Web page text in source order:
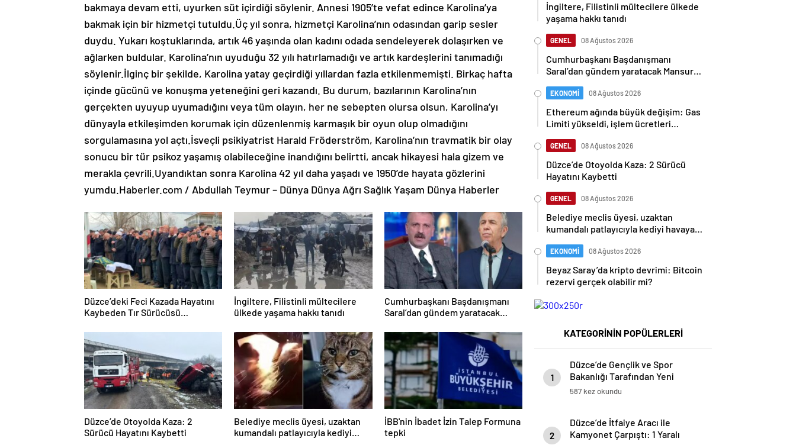
bakmaya devam etti, uyurken süt içirdiği söylenir. Annesi 1905’te vefat edince Karolina’ya
bakmak için bir hizmetçi tutuldu.Üç yıl sonra, hizmetçi Karolina’nın odasından garip sesler
duydu. Yukarı koştuklarında, artık 46 yaşında olan kadını odada sendeleyerek dolaşırken ve
ağlarken buldular. Karolina’nın uyuduğu 32 yılı hatırlamadığı ve artık kardeşlerini tanımadığı
söylenir.İlginç bir şekilde, Karolina yatay geçirdiği yıllardan fazla etkilenmemişti. Birkaç hafta
içinde gücünü ve konuşma yeteneğini geri kazandı. Bu durum, bazılarının Karolina’nın
gerçekten uyuyup uyumadığını veya tüm olayın, her ne sebepten olursa olsun, Karolina’yı
dünyayla etkileşimden korumak için düzenlenmiş karmaşık bir oyun olup olmadığını
sorgulamasına yol açtı.İsveçli psikiyatrist Harald Fröderström, Karolina’nın travmatik bir olay
sonucu bir tür psikoz yaşamış olabileceğine inandığını belirtti, ancak hikayesi hala gizem ve
merakla çevrili.Uyandıktan sonra Karolina 42 yıl daha yaşadı ve 1950’de hayata gözlerini
yumdu.Haberler.com / Abdullah Teymur – Dünya Dünya Ağrı Sağlık Yaşam Dünya Haberler
Düzce’deki Feci Kazada Hayatını
Kaybeden Tır Sürücüsü
İngiltere, Filistinli mültecilere
ülkede yaşama hakkı tanıdı
Cumhurbaşkanı Başdanışmanı
Saral’dan gündem yaratacak
Düzce’de Otoyolda Kaza: 2
Sürücü Hayatını Kaybetti
Belediye meclis üyesi, uzaktan
kumandalı patlayıcıyla kediyi
İBB'nin İbadet İzin Talep Formuna
tepki
İngiltere, Filistinli mültecilere ülkede
yaşama hakkı tanıdı
GENEL 08 Ağustos 2026
Cumhurbaşkanı Başdanışmanı
Saral’dan gündem yaratacak Mansur
EKONOMİ 08 Ağustos 2026
Ethereum ağında büyük değişim: Gas
Limiti yükseldi, işlem ücretleri
GENEL 08 Ağustos 2026
Düzce’de Otoyolda Kaza: 2 Sürücü
Hayatını Kaybetti
GENEL 08 Ağustos 2026
Belediye meclis üyesi, uzaktan
kumandalı patlayıcıyla kediyi havaya
EKONOMİ 08 Ağustos 2026
Beyaz Saray’da kripto devrimi: Bitcoin
rezervi gerçek olabilir mi?
KATEGORİNİN POPÜLERLERİ
1
Düzce’de Gençlik ve Spor
Bakanlığı Tarafından Yeni
Gençlik Merkezi Temeli Atıldı
587 kez okundu
2
Düzce’de İtfaiye Aracı ile
Kamyonet Çarpıştı: 1 Yaralı